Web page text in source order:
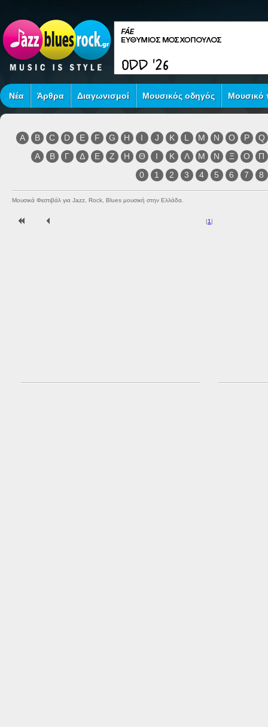
Νέα Άρθρα Διαγωνισμοί Μουσικός οδηγός Μουσικό
A B C D E F G H I J K L M N O P
Q
Α
Β Γ Δ Ε Ζ Η Θ Ι Κ Λ Μ Ν Ξ Ο
Π
0
1 2 3 4 5 6 7 8
Μουσικά Φεστιβάλ για Jazz, Rock, Blues μουσική στην Ελλάδα.
|1 |